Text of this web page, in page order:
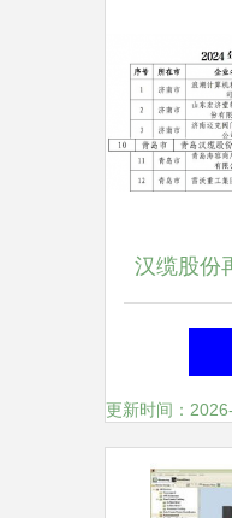
汉缆股份
先实力荣
更新时间：